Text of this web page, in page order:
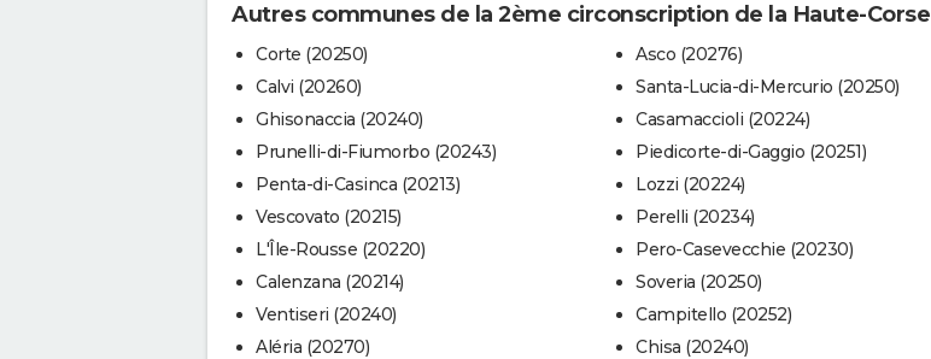
Autres communes de la 2ème circonscription de la Haute-Corse
Corte (20250)
Calvi (20260)
Ghisonaccia (20240)
Prunelli-di-Fiumorbo (20243)
Penta-di-Casinca (20213)
Vescovato (20215)
L'Île-Rousse (20220)
Calenzana (20214)
Ventiseri (20240)
Aléria (20270)
Asco (20276)
Santa-Lucia-di-Mercurio (20250)
Casamaccioli (20224)
Piedicorte-di-Gaggio (20251)
Lozzi (20224)
Perelli (20234)
Pero-Casevecchie (20230)
Soveria (20250)
Campitello (20252)
Chisa (20240)